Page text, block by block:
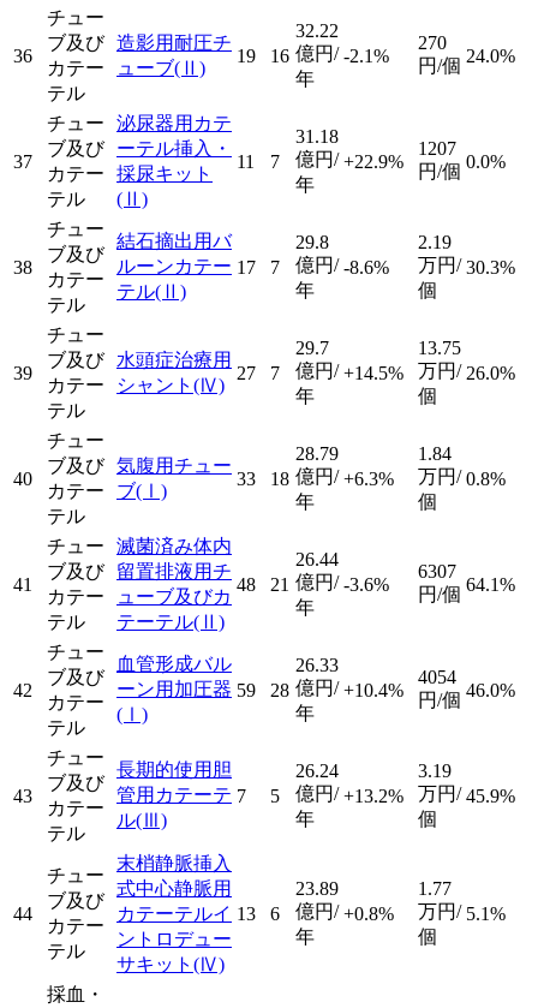
36
チュー
ブ及び
カテー
テル
造影用耐圧チ
ューブ(Ⅱ)
19 16
32.22
億円/
年
-2.1%
270
円/個 24.0%
37
チュー
ブ及び
カテー
テル
泌尿器用カテ
ーテル挿入・
採尿キット
(Ⅱ)
11 7
31.18
億円/
年
+22.9%
1207
円/個 0.0%
38
チュー
ブ及び
カテー
テル
結石摘出用バ
ルーンカテー
テル(Ⅱ)
17 7
29.8
億円/
年
-8.6%
2.19
万円/
個
30.3%
39
チュー
ブ及び
カテー
テル
水頭症治療用
シャント (Ⅳ)
27 7
29.7
億円/
年
+14.5%
13.75
万円/
個
26.0%
40
チュー
ブ及び
カテー
テル
気腹用チュー
ブ(Ⅰ)
33 18
28.79
億円/
年
+6.3%
1.84
万円/
個
0.8%
41
チュー
ブ及び
カテー
テル
滅菌済み体内
留置排液用チ
ューブ及びカ
テーテル(Ⅱ)
48 21
26.44
億円/
年
-3.6%
6307
円/個 64.1%
42
チュー
ブ及び
カテー
テル
血管形成バル
ーン用加圧器
(Ⅰ)
59 28
26.33
億円/
年
+10.4%
4054
円/個 46.0%
43
チュー
ブ及び
カテー
テル
長期的使用胆
管用カテーテ
ル(Ⅲ)
7 5
26.24
億円/
年
+13.2%
3.19
万円/
個
45.9%
44
チュー
ブ及び
カテー
テル
末梢静脈挿入
式中心静脈用
カテーテルイ
ントロデュー
サキット (Ⅳ)
13 6
23.89
億円/
年
+0.8%
1.77
万円/
個
5.1%
採血・